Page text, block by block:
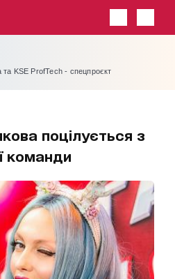
KSE ProfTech - спецпроєкт
поцілується з
команди